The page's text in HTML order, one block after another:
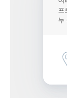
프
누